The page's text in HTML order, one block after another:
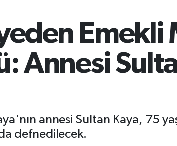
Emekli
Annesi
annesi Sultan Kaya, 75
defnedilecek.